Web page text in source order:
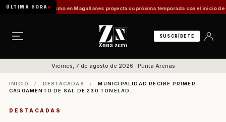
ÚLTIMA HORA
Vladilo] Turismo en Magallanes proyecta su próxima temporada con el inicio de
SUSCRÍBETE
Viernes, 7 de agosto de 2026 · Punta Arenas
INICIO / DESTACADAS /
MUNICIPALIDAD RECIBE PRIMER
CARGAMENTO DE SAL DE 230 TONELAD...
DESTACADAS